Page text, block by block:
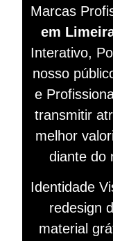
Marcas
em
Interativo,
nosso
e
transmitir
melhor
diante do
Identidade
redesign
material